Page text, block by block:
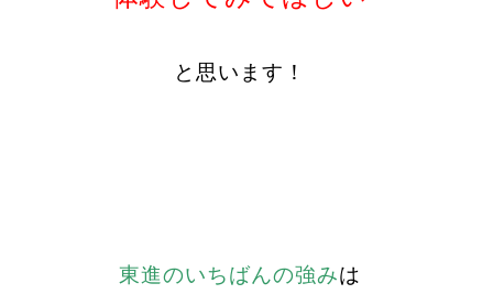
と思います！
東進のいちばんの強みは